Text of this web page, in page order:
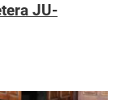
JU-